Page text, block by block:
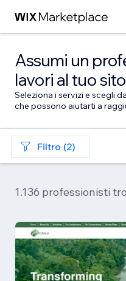
Assumi un
lavori al tuo sito
Seleziona i servizi e scegli
che possono aiutarti a
Filtro (2)
1.136 professionisti